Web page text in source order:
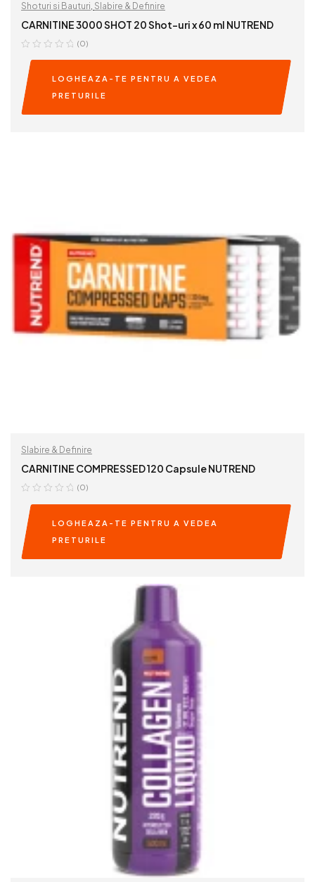
Shoturi si Bauturi, Slabire & Definire
CARNITINE 3000 SHOT 20 Shot-uri x 60 ml NUTREND
(0)
LOGHEAZA-TE PENTRU A VEDEA
PRETURILE
Slabire & Definire
CARNITINE COMPRESSED 120 Capsule NUTREND
(0)
LOGHEAZA-TE PENTRU A VEDEA
PRETURILE
READ MORE